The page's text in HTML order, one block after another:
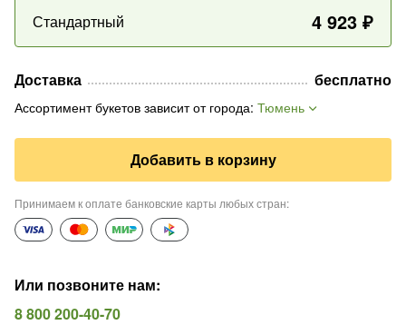
Стандартный 4 923 ₽
Доставка бесплатно
Ассортимент букетов зависит от города: Тюмень
Добавить в корзину
Принимаем к оплате банковские карты любых стран:
Или позвоните нам:
8 800 200-40-70